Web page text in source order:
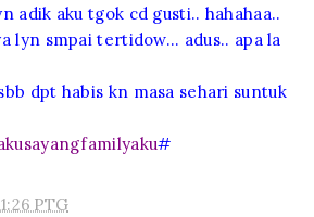
adik aku tgok cd gusti.. hahahaa..
lyn smpai tertidow... adus.. apa la
dpt habis kn masa sehari suntuk
#
PTG